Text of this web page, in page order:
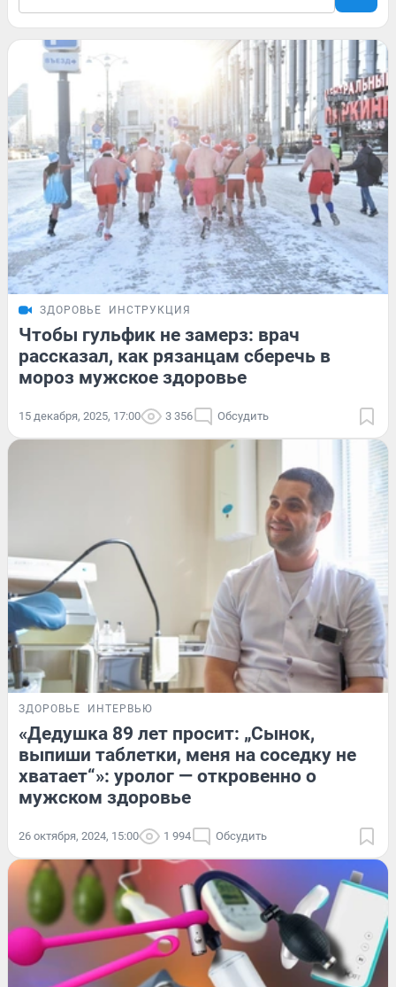
ЗДОРОВЬЕ ИНСТРУКЦИЯ
Чтобы гульфик не замерз: врач
рассказал, как рязанцам сберечь в
мороз мужское здоровье
15 декабря, 2025, 17:00 3 356 Обсудить
ЗДОРОВЬЕ ИНТЕРВЬЮ
«Дедушка 89 лет просит: „Сынок,
выпиши таблетки, меня на соседку не
хватает“»: уролог — откровенно о
мужском здоровье
26 октября, 2024, 15:00 1 994 Обсудить